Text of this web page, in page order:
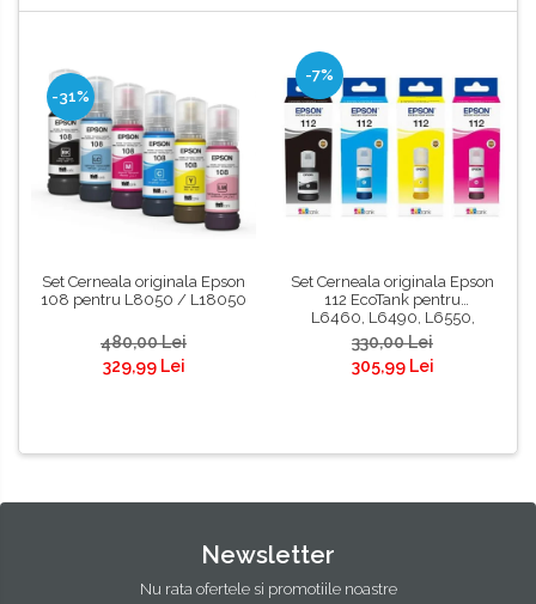
-31%
Set Cerneala originala Epson
108 pentru L8050 / L18050
480,00 Lei
329,99 Lei
-7%
Set Cerneala originala Epson
112 EcoTank pentru
L6460, L6490, L6550,
L6570, L6580, L11160,
L15150, L15160, L15180
330,00 Lei
305,99 Lei
Newsletter
Nu rata ofertele si promotiile noastre